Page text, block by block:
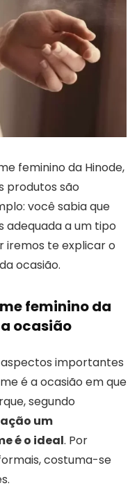
feminino da Hinode,
produtos são
você sabia que
adequada a um tipo
iremos te explicar o
ocasião.
feminino da
ocasião
importantes
é a ocasião em que
segundo
um
é o ideal. Por
costuma-se